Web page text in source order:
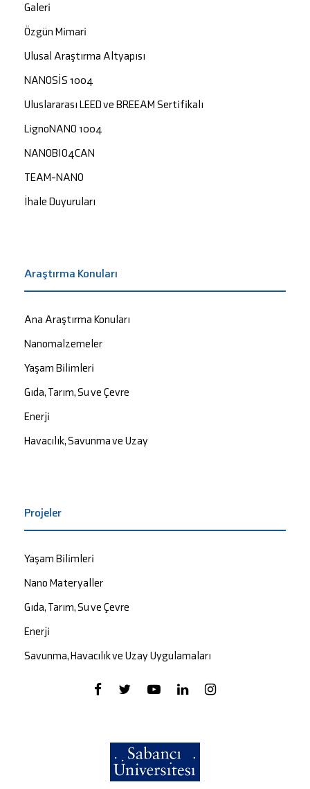
Galeri
Özgün Mimari
Ulusal Araştırma Altyapısı
NANOSİS 1004
Uluslararası LEED ve BREEAM Sertifikalı
LignoNANO 1004
NANOBIO4CAN
TEAM-NANO
İhale Duyuruları
Araştırma Konuları
Ana Araştırma Konuları
Nanomalzemeler
Yaşam Bilimleri
Gıda, Tarım, Su ve Çevre
Enerji
Havacılık, Savunma ve Uzay
Projeler
Yaşam Bilimleri
Nano Materyaller
Gıda, Tarım, Su ve Çevre
Enerji
Savunma, Havacılık ve Uzay Uygulamaları